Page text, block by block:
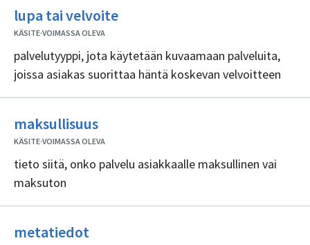
lupa tai velvoiteEi
KÄSITE·VOIMASSA OLEVA
palvelutyyppi, jota käytetään kuvaamaan palveluita,
joissa asiakas suorittaa häntä koskevan velvoitteen
maksullisuusEi
sisällöntuottajia
KÄSITE·VOIMASSA OLEVA
tieto siitä, onko palvelu asiakkaalle maksullinen vai
maksuton
metatiedot